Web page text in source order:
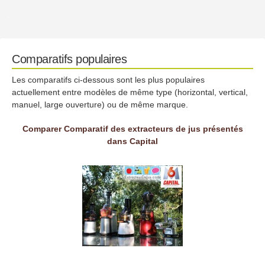
Comparatifs populaires
Les comparatifs ci-dessous sont les plus populaires
actuellement entre modèles de même type (horizontal, vertical,
manuel, large ouverture) ou de même marque.
Comparer Comparatif des extracteurs de jus présentés
dans Capital